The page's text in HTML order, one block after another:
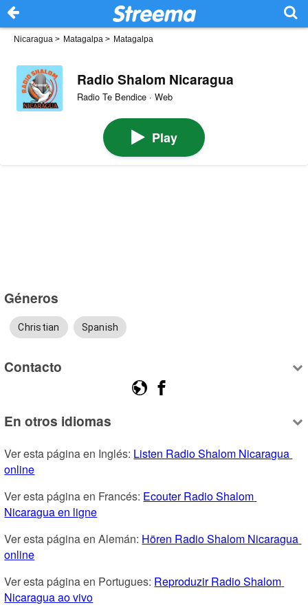
Nicaragua > Matagalpa > Matagalpa
Radio Shalom Nicaragua
Radio Te Bendice · Web
Play
Géneros
Christian Spanish
Contacto
En otros idiomas
Ver esta página en Inglés: Listen Radio Shalom Nicaragua
online
Ver esta página en Francés: Ecouter Radio Shalom
Nicaragua en ligne
Ver esta página en Alemán: Hören Radio Shalom Nicaragua
online
Ver esta página en Portugues: Reproduzir Radio Shalom
Nicaragua ao vivo